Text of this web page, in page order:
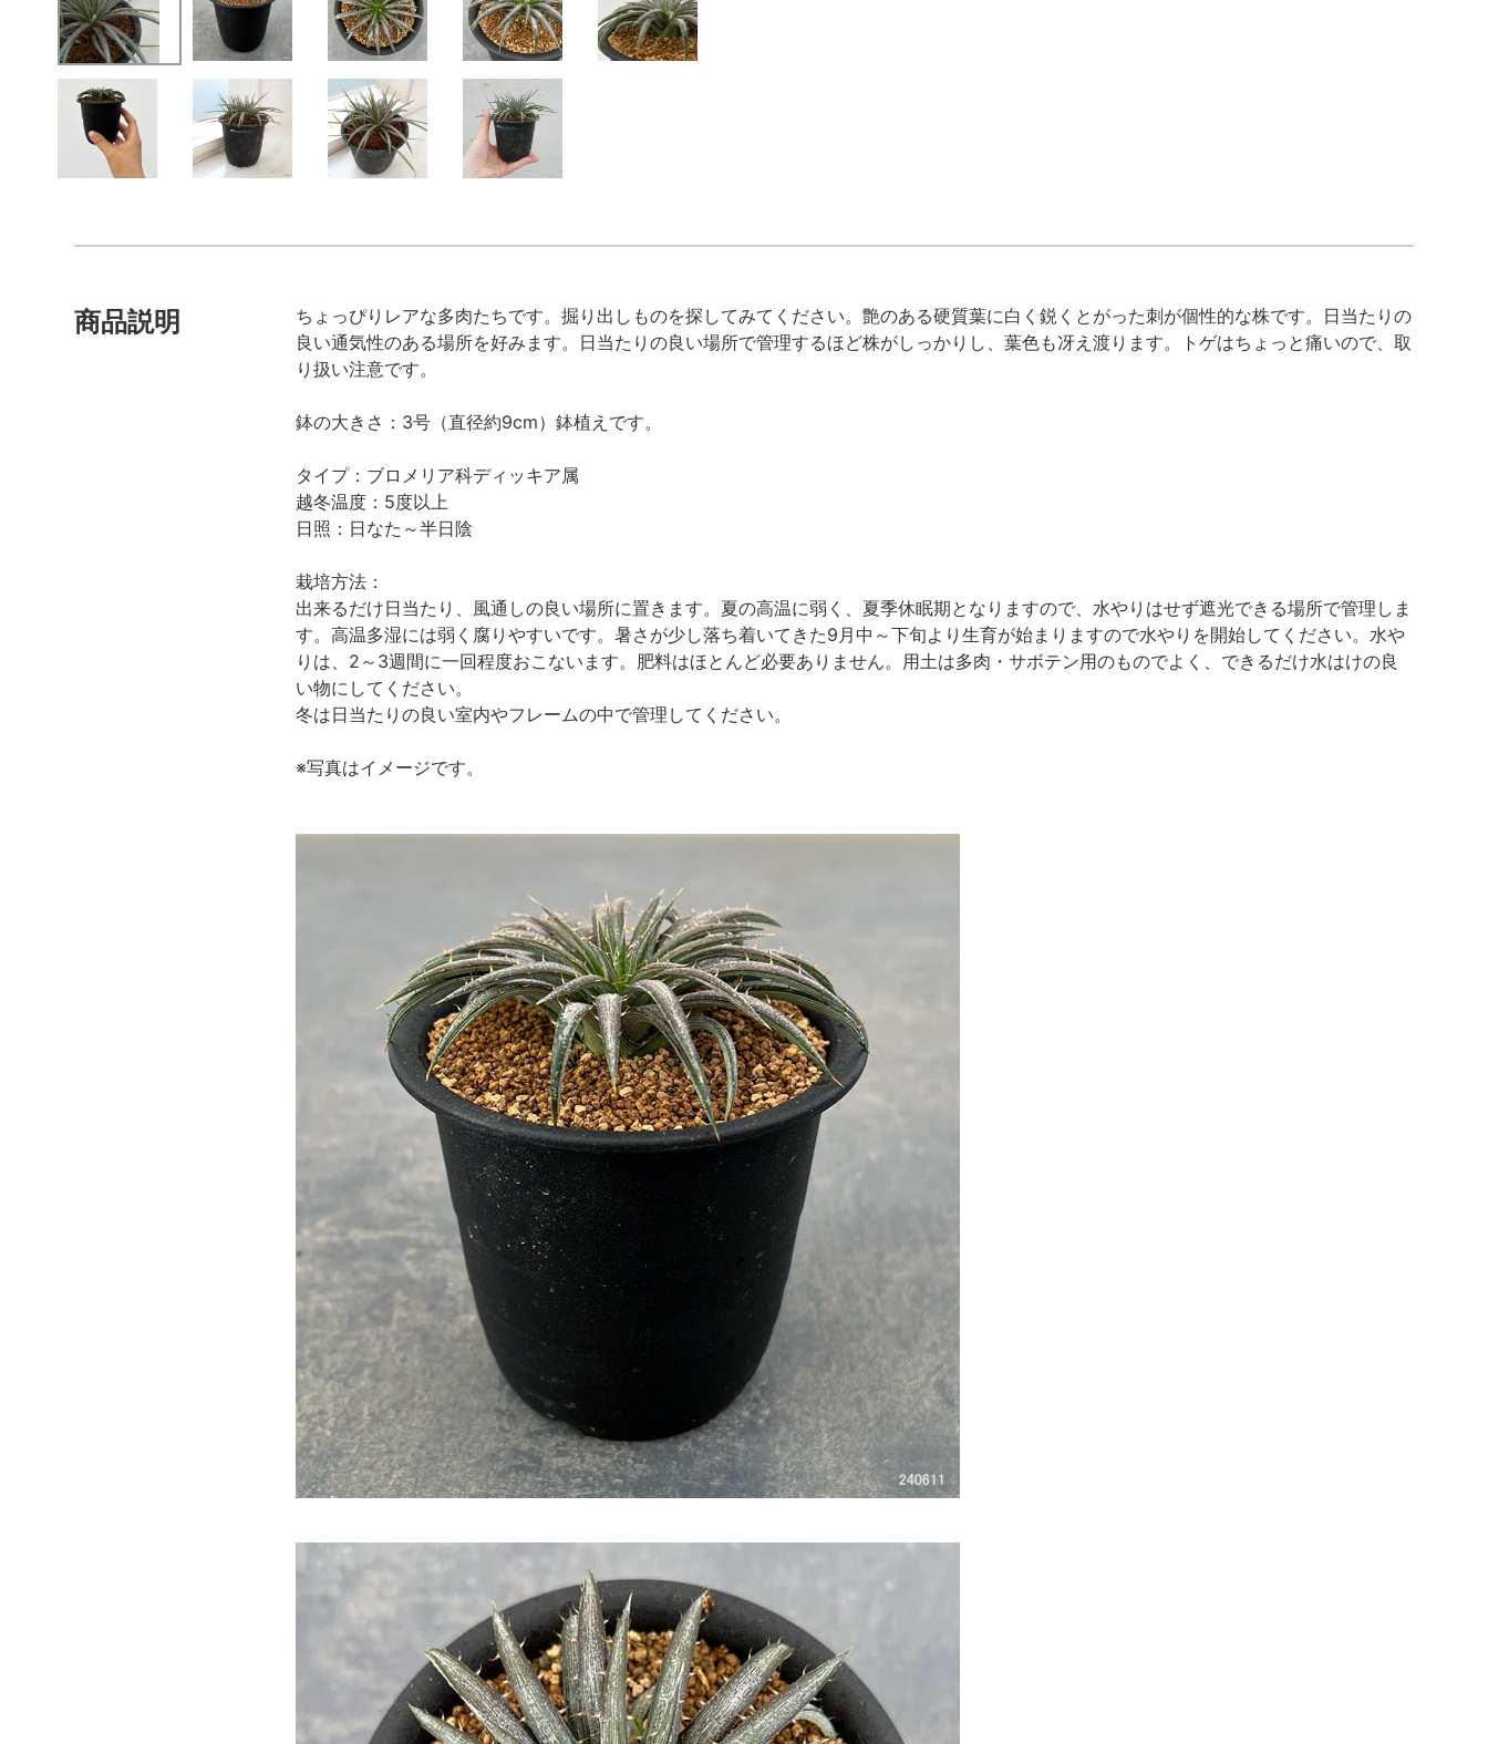
商品説明
ちょっぴりレアな多肉たちです。掘り出しものを探してみてください。艶のある硬質葉に白く鋭くとがった刺が個性的な株です。日当たりの
良い通気性のある場所を好みます。日当たりの良い場所で管理するほど株がしっかりし、葉色も冴え渡ります。トゲはちょっと痛いので、取
り扱い注意です。
鉢の大きさ：3号（直径約9cm）鉢植えです。
タイプ：ブロメリア科ディッキア属
越冬温度：5度以上
日照：日なた～半日陰
栽培方法：
出来るだけ日当たり、風通しの良い場所に置きます。夏の高温に弱く、夏季休眠期となりますので、水やりはせず遮光できる場所で管理しま
す。高温多湿には弱く腐りやすいです。暑さが少し落ち着いてきた9月中～下旬より生育が始まりますので水やりを開始してください。水や
りは、2～3週間に一回程度おこないます。肥料はほとんど必要ありません。用土は多肉・サボテン用のものでよく、できるだけ水はけの良
い物にしてください。
冬は日当たりの良い室内やフレームの中で管理してください。
※写真はイメージです。